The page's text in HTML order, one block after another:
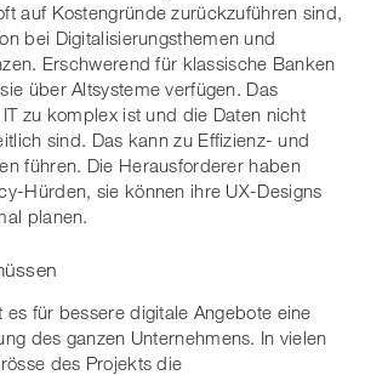
auf Kostengründe zurückzuführen sind,
bei Digitalisierungsthemen und
Erschwerend für klassische Banken
über Altsysteme verfügen. Das
zu komplex ist und die Daten nicht
sind. Das kann zu Effizienz- und
führen. Die Herausforderer haben
Hürden, sie können ihre UX-Designs
planen.
für bessere digitale Angebote eine
des ganzen Unternehmens. In vielen
des Projekts die